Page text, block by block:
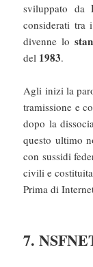
sviluppato da
considerati tra
divenne lo
del 1983.
Agli inizi la
tramissione e
dopo la
questo ultimo
con sussidi
civili e
Prima di
7.